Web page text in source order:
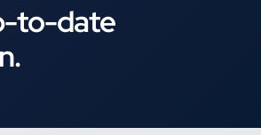
to-date